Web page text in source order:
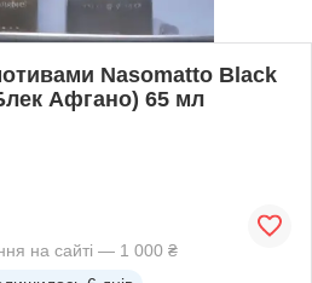
Nasomatto Black
Афгано) 65 мл
на сайті — 1 000 ₴